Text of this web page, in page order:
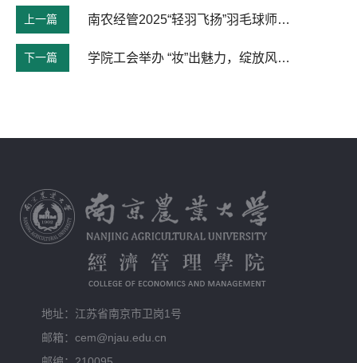
上一篇 南农经管2025“轻羽飞扬”羽毛球师生友谊赛成功举办
下一篇 学院工会举办 “妆”出魅力，绽放风采——庆“三八”美妆护肤沙龙
地址：江苏省南京市卫岗1号
邮箱：cem@njau.edu.cn